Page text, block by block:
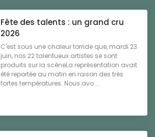
Fête des talents : un grand cru
2026
C'est sous une chaleur torride que, mardi 23
juin, nos 22 talentueux artistes se sont
produits sur la scèneLa représentation avait
été reportée au matin en raison des très
fortes températures. Nous avo ...